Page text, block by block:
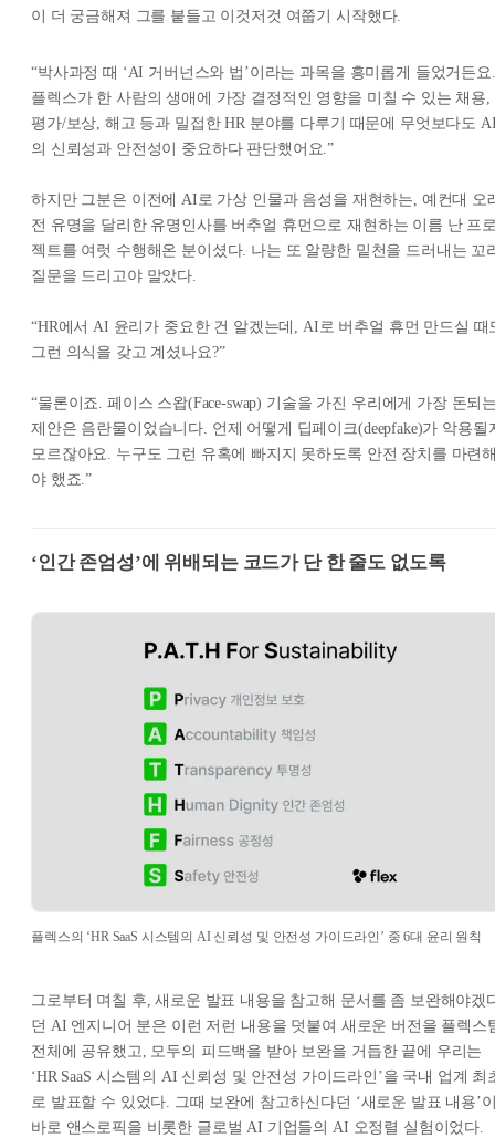
이 더 궁금해져 그를 붙들고 이것저것 여쭙기 시작했다.
“박사과정 때 ‘AI 거버넌스와 법’이라는 과목을 흥미롭게 들었거든요.
플렉스가 한 사람의 생애에 가장 결정적인 영향을 미칠 수 있는 채용,
평가/보상, 해고 등과 밀접한 HR 분야를 다루기 때문에 무엇보다도
의 신뢰성과 안전성이 중요하다 판단했어요.”
하지만 그분은 이전에 AI로 가상 인물과 음성을 재현하는, 예컨대 오
전 유명을 달리한 유명인사를 버추얼 휴먼으로 재현하는 이름 난 프
젝트를 여럿 수행해온 분이셨다. 나는 또 알량한 밑천을 드러내는 꼬
질문을 드리고야 말았다.
“HR에서 AI 윤리가 중요한 건 알겠는데, AI로 버추얼 휴먼 만드실 때
그런 의식을 갖고 계셨나요?”
“물론이죠. 페이스 스왑(Face-swap) 기술을 가진 우리에게 가장 돈되
제안은 음란물이었습니다. 언제 어떻게 딥페이크(deepfake)가 악용될
모르잖아요. 누구도 그런 유혹에 빠지지 못하도록 안전 장치를 마련
야 했죠.”
‘인간 존엄성’에 위배되는 코드가 단 한 줄도 없도록
플렉스의 ‘HR SaaS 시스템의 AI 신뢰성 및 안전성 가이드라인’ 중 6대 윤리 원칙
그로부터 며칠 후, 새로운 발표 내용을 참고해 문서를 좀 보완해야겠
던 AI 엔지니어 분은 이런 저런 내용을 덧붙여 새로운 버전을 플렉스
전체에 공유했고, 모두의 피드백을 받아 보완을 거듭한 끝에 우리는
‘HR SaaS 시스템의 AI 신뢰성 및 안전성 가이드라인’을 국내 업계 최
로 발표할 수 있었다. 그때 보완에 참고하신다던 ‘새로운 발표 내용’
바로 앤스로픽을 비롯한 글로벌 AI 기업들의 AI 오정렬 실험이었다.